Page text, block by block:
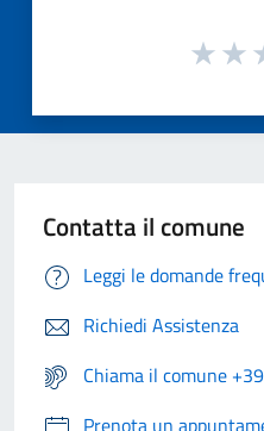
Contatta il comune
Leggi le domande
Richiedi Assistenza
Chiama il comune